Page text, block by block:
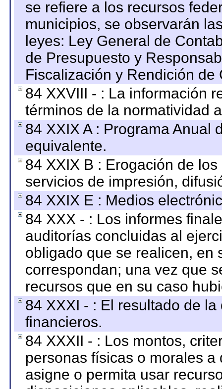
se refiere a los recursos
municipios, se observarán
leyes: Ley General de
de Presupuesto y
Fiscalización y Rendición
84 XXVIII - : La información
términos de la normatividad
84 XXIX A : Programa Anual
equivalente.
84 XXIX B : Erogación de
servicios de impresión,
84 XXIX E : Medios
84 XXX - : Los informes
auditorías concluidas al
obligado que se realicen, en
correspondan; una vez que
recursos que en su caso
84 XXXI - : El resultado de
financieros.
84 XXXII - : Los montos,
personas físicas o morales
asigne o permita usar